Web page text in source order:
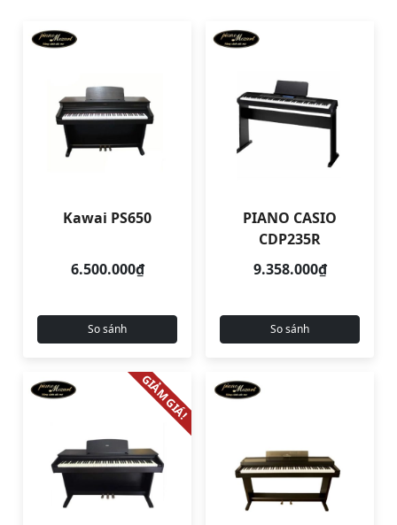
Kawai PS650
6.500.000₫
So sánh
PIANO CASIO
CDP235R
9.358.000₫
So sánh
GIẢM GIÁ!